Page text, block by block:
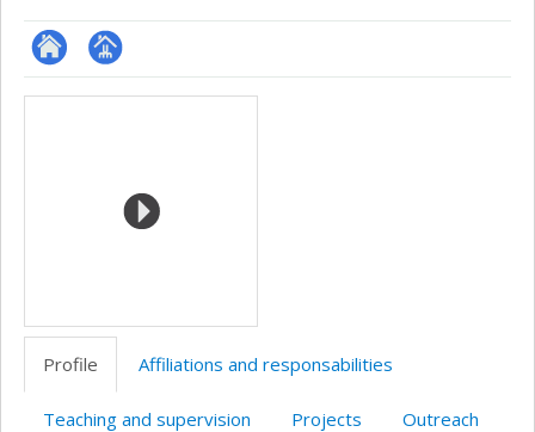
ResearchGate
Page
Media
Profile Affiliations and responsabilities
Teaching and supervision Projects Outreach